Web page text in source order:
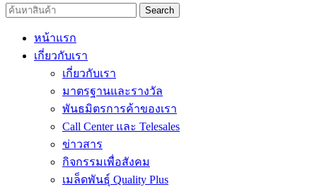
Search
หน้าแรก
เกี่ยวกับเรา
เกี่ยวกับเรา
มาตรฐานและรางวัล
พันธมิตรการค้าของเรา
Call Center และ Telesales
ข่าวสาร
กิจกรรมเพื่อสังคม
เมล็ดพันธุ์ Quality Plus